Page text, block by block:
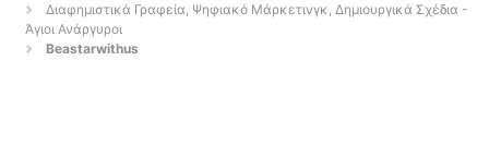
Διαφημιστικά Γραφεία, Ψηφιακό Μάρκετινγκ, Δημιουργικά Σχέδια -
Άγιοι Ανάργυροι
Beastarwithus